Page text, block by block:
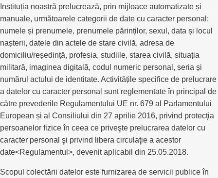
Instituția noastră prelucrează, prin mijloace automatizate și
manuale, următoarele categorii de date cu caracter personal:
numele și prenumele, prenumele părinților, sexul, data și locul
nașterii, datele din actele de stare civilă, adresa de
domiciliu/reședință, profesia, studiile, starea civilă, situația
militară, imaginea digitală, codul numeric personal, seria și
numărul actului de identitate. Activitățile specifice de prelucrare
a datelor cu caracter personal sunt reglementate în principal de
către prevederile Regulamentului UE nr. 679 al Parlamentului
European și al Consiliului din 27 aprilie 2016, privind protecţia
persoanelor fizice în ceea ce priveşte prelucrarea datelor cu
caracter personal şi privind libera circulaţie a acestor
date<Regulamentul>, devenit aplicabil din 25.05.2018.
Scopul colectării datelor este furnizarea de servicii publice în